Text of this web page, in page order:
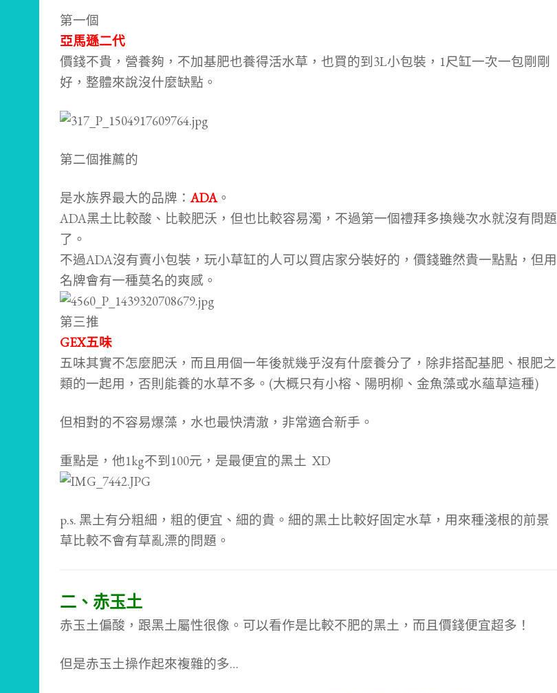
第一個
亞馬遜二代
價錢不貴，營養夠，不加基肥也養得活水草，也買的到3L小包裝，1尺缸一次一包剛剛
好，整體來說沒什麼缺點。
第二個推薦的
是水族界最大的品牌：ADA。
ADA黑土比較酸、比較肥沃，但也比較容易濁，不過第一個禮拜多換幾次水就沒有問題
了。
不過ADA沒有賣小包裝，玩小草缸的人可以買店家分裝好的，價錢雖然貴一點點，但用
名牌會有一種莫名的爽感。
第三推
GEX五味
五味其實不怎麼肥沃，而且用個一年後就幾乎沒有什麼養分了，除非搭配基肥、根肥之
類的一起用，否則能養的水草不多。(大概只有小榕、陽明柳、金魚藻或水蘊草這種)
但相對的不容易爆藻，水也最快清澈，非常適合新手。
重點是，他1kg不到100元，是最便宜的黑土 XD
p.s. 黑土有分粗細，粗的便宜、細的貴。細的黑土比較好固定水草，用來種淺根的前景
草比較不會有草亂漂的問題。
二、赤玉土
赤玉土偏酸，跟黑土屬性很像。 可以看作是比較不肥的黑土，而且價錢便宜超多！
但是赤玉土操作起來複雜的多…